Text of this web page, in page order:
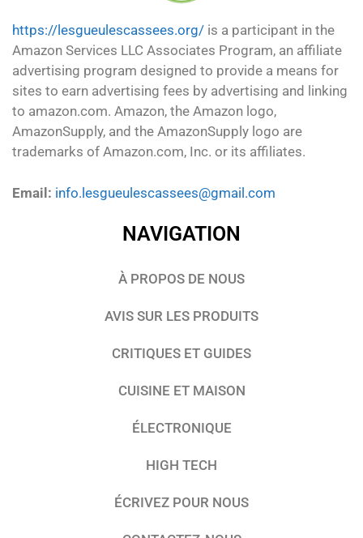
https://lesgueulescassees.org/ is a participant in the
Amazon Services LLC Associates Program, an affiliate
advertising program designed to provide a means for
sites to earn advertising fees by advertising and linking
to amazon.com. Amazon, the Amazon logo,
AmazonSupply, and the AmazonSupply logo are
trademarks of Amazon.com, Inc. or its affiliates.
Email: info.lesgueulescassees@gmail.com
NAVIGATION
À PROPOS DE NOUS
AVIS SUR LES PRODUITS
CRITIQUES ET GUIDES
CUISINE ET MAISON
ÉLECTRONIQUE
HIGH TECH
ÉCRIVEZ POUR NOUS